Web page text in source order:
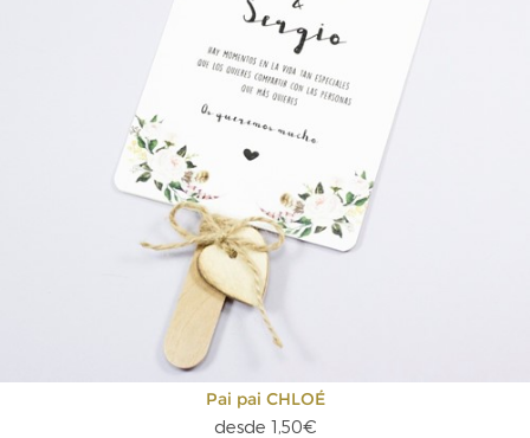
Pai pai CHLOÉ
desde 1,50€